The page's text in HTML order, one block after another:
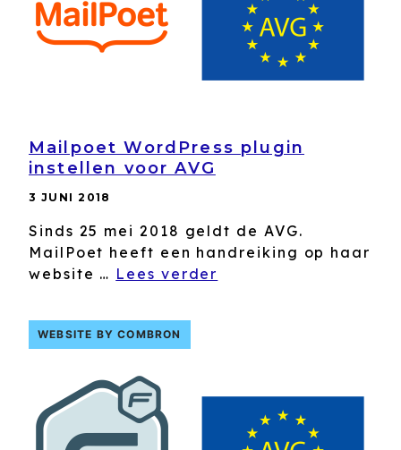
Mailpoet WordPress plugin
instellen voor AVG
3 JUNI 2018
Sinds 25 mei 2018 geldt de AVG.
MailPoet heeft een handreiking op haar
website … Lees verder
WEBSITE BY COMBRON